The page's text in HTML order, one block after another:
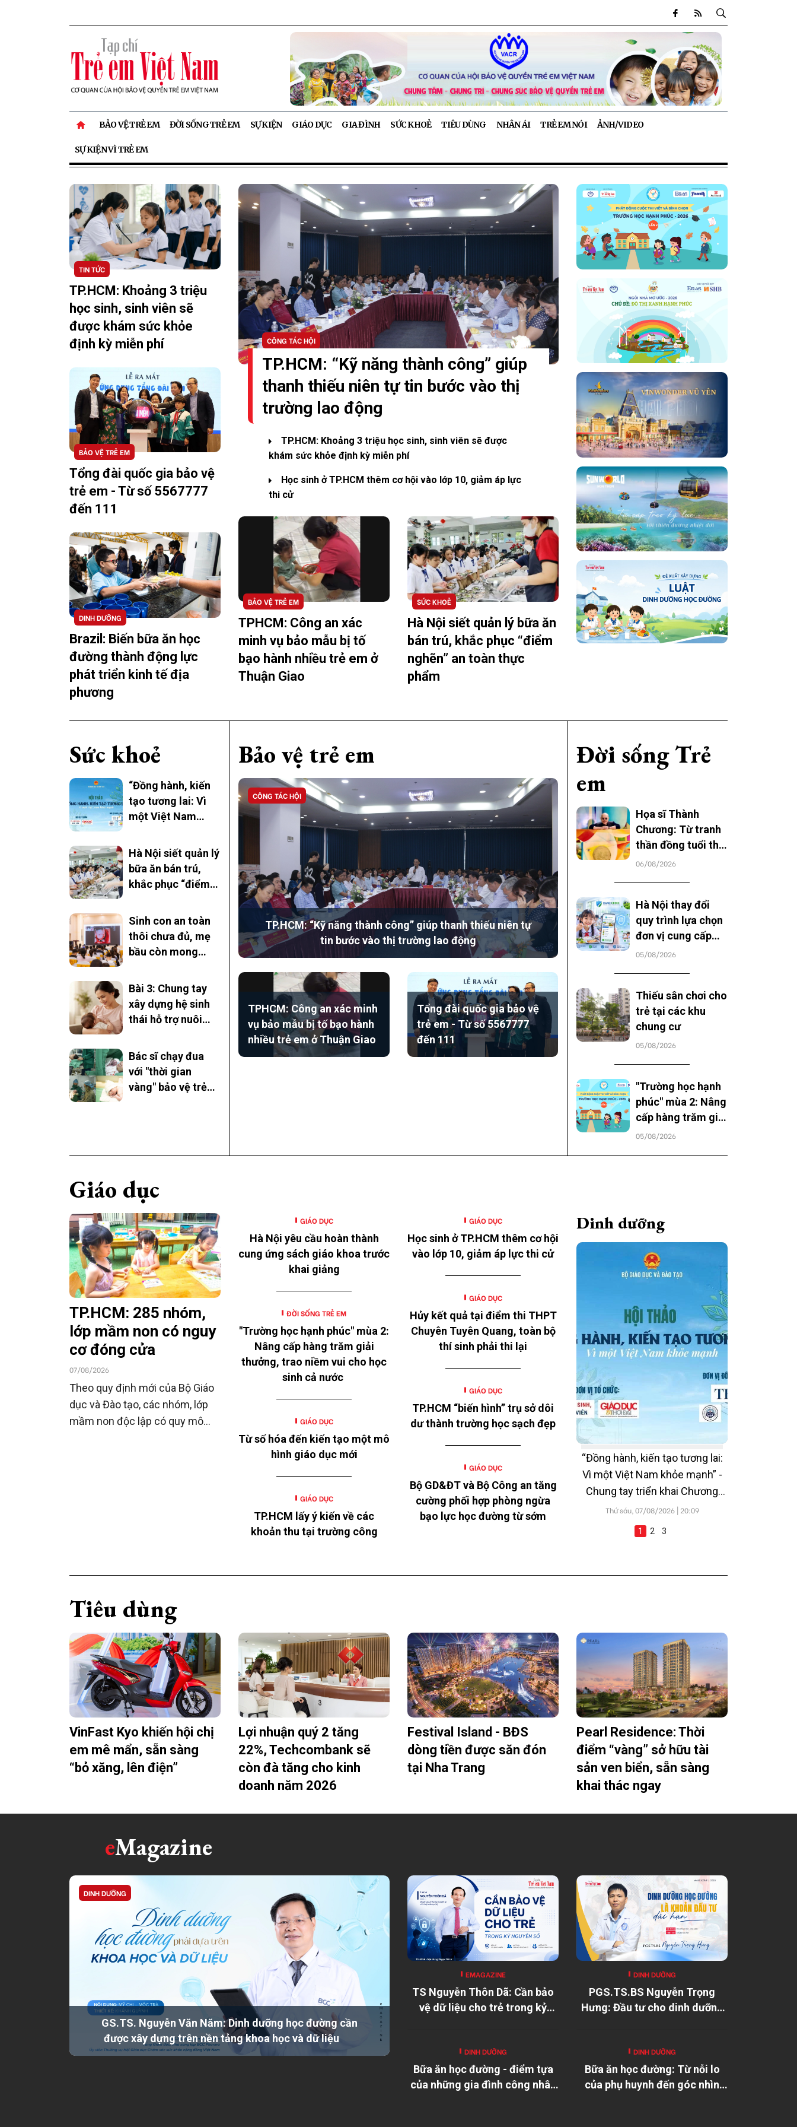
BẢO VỆ TRẺ EM ĐỜI SỐNG TRẺ EM SỰ KIỆN GIÁO DỤC GIA ĐÌNH SỨC KHOẺ TIÊU DÙNG NHÂN ÁI TRẺ EM NÓI ẢNH/VIDEO
SỰ KIỆN VÌ TRẺ EM
CÔNG TÁC HỘI
TP.HCM: “Kỹ năng thành công” giúp
thanh thiếu niên tự tin bước vào thị
trường lao động
TP.HCM: Khoảng 3 triệu học sinh, sinh viên sẽ được
khám sức khỏe định kỳ miễn phí
Học sinh ở TP.HCM thêm cơ hội vào lớp 10, giảm áp lực
thi cử
BẢO VỆ TRẺ EM
TPHCM: Công an xác
minh vụ bảo mẫu bị tố
bạo hành nhiều trẻ em ở
Thuận Giao
SỨC KHOẺ
Hà Nội siết quản lý bữa ăn
bán trú, khắc phục “điểm
nghẽn” an toàn thực
phẩm
TIN TỨC
TP.HCM: Khoảng 3 triệu
học sinh, sinh viên sẽ
được khám sức khỏe
định kỳ miễn phí
BẢO VỆ TRẺ EM
Tổng đài quốc gia bảo vệ
trẻ em - Từ số 5567777
đến 111
DINH DƯỠNG
Brazil: Biến bữa ăn học
đường thành động lực
phát triển kinh tế địa
phương
Bảo vệ trẻ em
CÔNG TÁC HỘI
TP.HCM: “Kỹ năng thành công” giúp thanh thiếu niên tự
tin bước vào thị trường lao động
TPHCM: Công an xác minh
vụ bảo mẫu bị tố bạo hành
nhiều trẻ em ở Thuận Giao
Tổng đài quốc gia bảo vệ
trẻ em - Từ số 5567777
đến 111
Sức khoẻ
“Đồng hành, kiến
tạo tương lai: Vì
một Việt Nam
Chung tay triển
khai Chương trình
Sức khỏe học
đường
Hà Nội siết quản lý
bữa ăn bán trú,
khắc phục “điểm
thực phẩm
Sinh con an toàn
thôi chưa đủ, mẹ
bầu còn mong
Bài 3: Chung tay
xây dựng hệ sinh
thái hỗ trợ nuôi
Bác sĩ chạy đua
với "thời gian
vàng" bảo vệ trẻ
Đời sống Trẻ
em
Họa sĩ Thành
Chương: Từ tranh
thần đồng tuổi thơ
đến tầm vóc văn
06/08/2026
Hà Nội thay đổi
quy trình lựa chọn
đơn vị cung cấp
suất ăn học đường
05/08/2026
Thiếu sân chơi cho
trẻ tại các khu
chung cư
05/08/2026
"Trường học hạnh
phúc" mùa 2: Nâng
cấp hàng trăm giải
thưởng, trao niềm
05/08/2026
Giáo dục
TP.HCM: 285 nhóm,
lớp mầm non có nguy
cơ đóng cửa
07/08/2026
Theo quy định mới của Bộ Giáo
dục và Đào tạo, các nhóm, lớp
mầm non độc lập có quy mô
Dinh dưỡng
“Đồng hành, kiến tạo tương lai:
Vì một Việt Nam khỏe mạnh” -
Chung tay triển khai Chương
trình Sức khỏe học đường
Thứ sáu, 07/08/2026 | 20:09
1 2 3
GIÁO DỤC
Hà Nội yêu cầu hoàn thành
cung ứng sách giáo khoa trước
khai giảng
ĐỜI SỐNG TRẺ EM
"Trường học hạnh phúc" mùa 2:
Nâng cấp hàng trăm giải
thưởng, trao niềm vui cho học
sinh cả nước
GIÁO DỤC
Từ số hóa đến kiến tạo một mô
hình giáo dục mới
GIÁO DỤC
TP.HCM lấy ý kiến về các
khoản thu tại trường công
GIÁO DỤC
Học sinh ở TP.HCM thêm cơ hội
vào lớp 10, giảm áp lực thi cử
GIÁO DỤC
Hủy kết quả tại điểm thi THPT
Chuyên Tuyên Quang, toàn bộ
thí sinh phải thi lại
GIÁO DỤC
TP.HCM “biến hình” trụ sở dôi
dư thành trường học sạch đẹp
GIÁO DỤC
Bộ GD&ĐT và Bộ Công an tăng
cường phối hợp phòng ngừa
bạo lực học đường từ sớm
Tiêu dùng
VinFast Kyo khiến hội chị
em mê mẩn, sẵn sàng
“bỏ xăng, lên điện”
Lợi nhuận quý 2 tăng
22%, Techcombank sẽ
còn đà tăng cho kinh
doanh năm 2026
Festival Island - BĐS
dòng tiền được săn đón
tại Nha Trang
Pearl Residence: Thời
điểm “vàng” sở hữu tài
sản ven biển, sẵn sàng
khai thác ngay
eMagazine
DINH DƯỠNG
GS.TS. Nguyễn Văn Năm: Dinh dưỡng học đường cần
được xây dựng trên nền tảng khoa học và dữ liệu
EMAGAZINE
TS Nguyễn Thôn Dã: Cần bảo
vệ dữ liệu cho trẻ trong kỷ
DINH DƯỠNG
Bữa ăn học đường - điểm tựa
của những gia đình công nhân
DINH DƯỠNG
PGS.TS.BS Nguyễn Trọng
Hưng: Đầu tư cho dinh dưỡng
DINH DƯỠNG
Bữa ăn học đường: Từ nỗi lo
của phụ huynh đến góc nhìn